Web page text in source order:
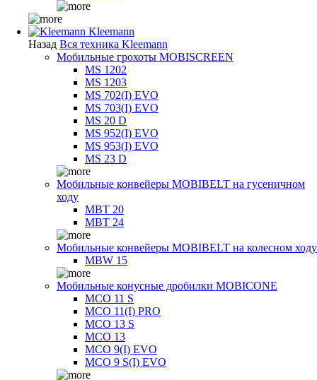
Kleemann
Назад Вся техника Kleemann
Мобильные грохоты MOBISCREEN
MS 1202
MS 1203
MS 702(I) EVO
MS 703(I) EVO
MS 20 D
MS 952(I) EVO
MS 953(I) EVO
MS 23 D
Мобильные конвейеры MOBIBELT на гусеничном
ходу
MBT 20
MBT 24
Мобильные конвейеры MOBIBELT на колесном ходу
MBW 15
Мобильные конусные дробилки MOBICONE
MCO 11 S
MCO 11(I) PRO
MCO 13 S
MCO 13
MCO 9(I) EVO
MCO 9 S(I) EVO